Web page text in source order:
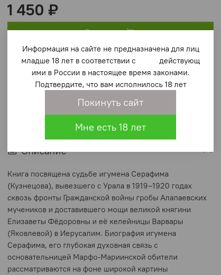
(0) В избранное
1 450 ₽
В корзину
Описание
Книга посвящена судьбе игумена Серафима
(Кузнецова), вывезшего с Урала в 1919–1920 годах
сквозь фронты Гражданской войны гробы Алапаевских
мучеников и доставившего мощи великой княгини
Елизаветы Фёдоровны и её келейницы Варвары
(Яковлевой) в Иерусалим. Биография игумена
Серафима, его глубокая духовная связь с
основательницей Марфо-Мариинской обители
рассматриваются на фоне широкой картины
Информация на сайте не предназначена для лиц
младше 18 лет в соответствии с действующ
ими в России в настоящее время законами.
Подтвердите, что вам исполнилось 18 лет
Покинуть сайт
Мне есть 18 лет